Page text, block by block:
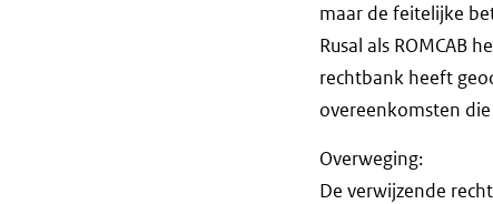
maar de feitelijke
Rusal als ROMCAB
rechtbank heeft
overeenkomsten
Overweging:
De verwijzende